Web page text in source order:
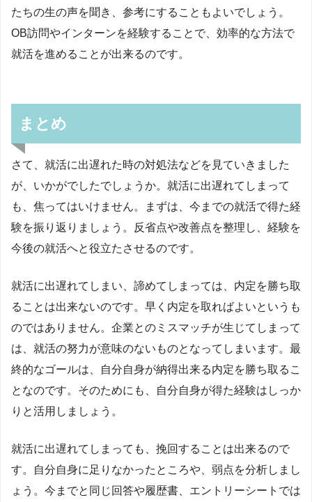
たちの生の声を聞き、参考にすることもよいでしょう。
OB訪問やインターンを経験することで、効率的な方法で
就活を進めることが出来るのです。
まとめ
さて、就活に出遅れた時の対処法などを見ていきました
が、いかがでしたでしょうか。就活に出遅れてしまって
も、焦ってはいけません。まずは、今までの就活で得た経
験を振り返りましょう。反省点や改善点を整理し、経験を
今後の就活へと役立たさせるのです。
就活に出遅れてしまい、諦めてしまっては、内定を勝ち取
ることは出来ないのです。早く内定を取ればよいというも
のではありません。企業とのミスマッチが生じてしまって
は、就活の努力が意味のないものとなってしまいます。最
終的なゴールは、自分自身が納得出来る内定を勝ち取るこ
となのです。そのためにも、自分自身が得た経験はしっか
りと活用しましょう。
就活に出遅れてしまっても、挽回することは出来るので
す。自分自身に足りなかったところや、弱点を分析しまし
ょう。今までと同じ回答や履歴書、エントリーシートでは